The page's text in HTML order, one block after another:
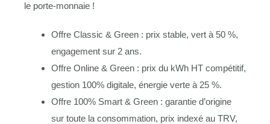
le porte-monnaie !
Offre Classic & Green : prix stable, vert à 50 %,
engagement sur 2 ans.
Offre Online & Green : prix du kWh HT compétitif,
gestion 100% digitale, énergie verte à 25 %.
Offre 100% Smart & Green : garantie d’origine
sur toute la consommation, prix indexé au TRV,